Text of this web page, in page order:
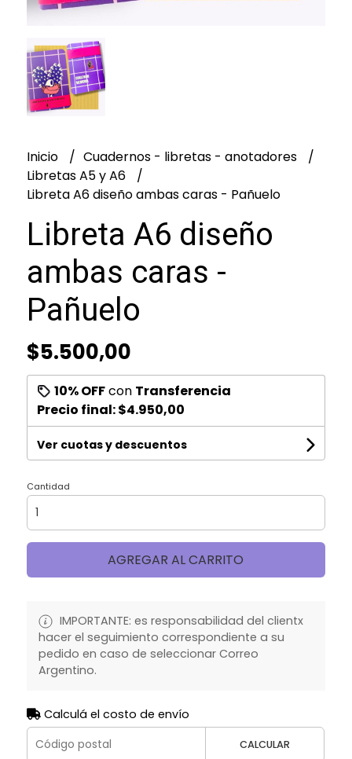
Inicio
Cuadernos - libretas - anotadores
Libretas A5 y A6
Libreta A6 diseño ambas caras - Pañuelo
Libreta A6 diseño
ambas caras -
Pañuelo
$5.500,00
10% OFFcon Transferencia
Precio final:$4.950,00
Ver cuotas y descuentos
Cantidad
AGREGAR AL CARRITO
IMPORTANTE: es responsabilidad del clientx
hacer el seguimiento correspondiente a su
pedido en caso de seleccionar Correo
Argentino.
Calculá el costo de envío
CALCULAR